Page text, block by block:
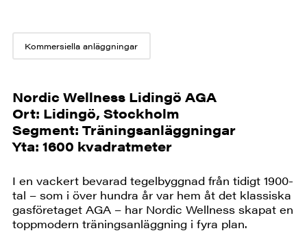
Kommersiella anläggningar
Nordic Wellness Lidingö AGA
Ort: Lidingö, Stockholm
Segment: Träningsanläggningar
Yta: 1600 kvadratmeter
I en vackert bevarad tegelbyggnad från tidigt 1900-
tal – som i över hundra år var hem åt det klassiska
gasföretaget AGA – har Nordic Wellness skapat en
toppmodern träningsanläggning i fyra plan.